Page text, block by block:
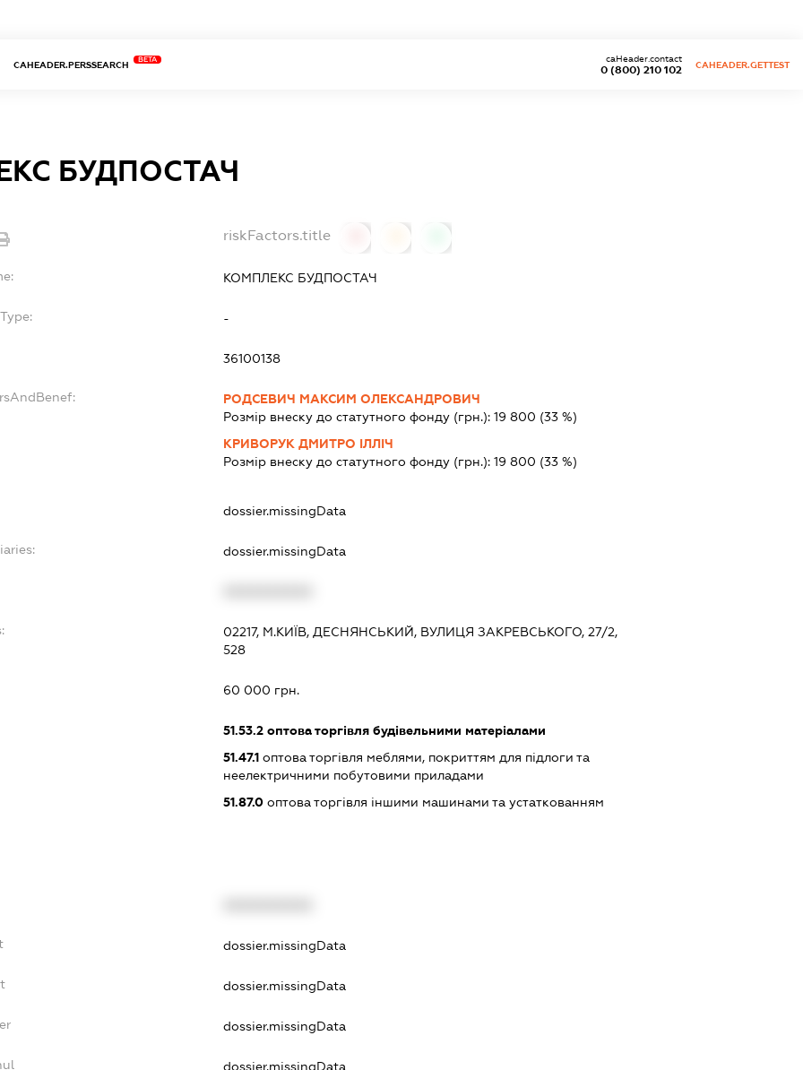
CAHEADER.PERSSEARCH
BETA
0 (800) 210 102
caHeader.contact
CAHEADER.GETTEST
БУДПОСТАЧ
riskFactors.title
КОМПЛЕКС БУДПОСТАЧ
-
36100138
РОДСЕВИЧ МАКСИМ ОЛЕКСАНДРОВИЧ
Розмір внеску до статутного фонду (грн.):19 800 (33 %)
КРИВОРУК ДМИТРО ІЛЛІЧ
Розмір внеску до статутного фонду (грн.):19 800 (33 %)
dossier.missingData
dossier.missingData
02217, М.КИЇВ, ДЕСНЯНСЬКИЙ, ВУЛИЦЯ ЗАКРЕВСЬКОГО, 27/2,
528
60 000 грн.
51.53.2 оптова торгівля будівельними матеріалами
51.47.1 оптова торгівля меблями, покриттям для підлоги та
неелектричними побутовими приладами
51.87.0 оптова торгівля іншими машинами та устаткованням
dossier.missingData
dossier.missingData
dossier.missingData
dossier.missingData